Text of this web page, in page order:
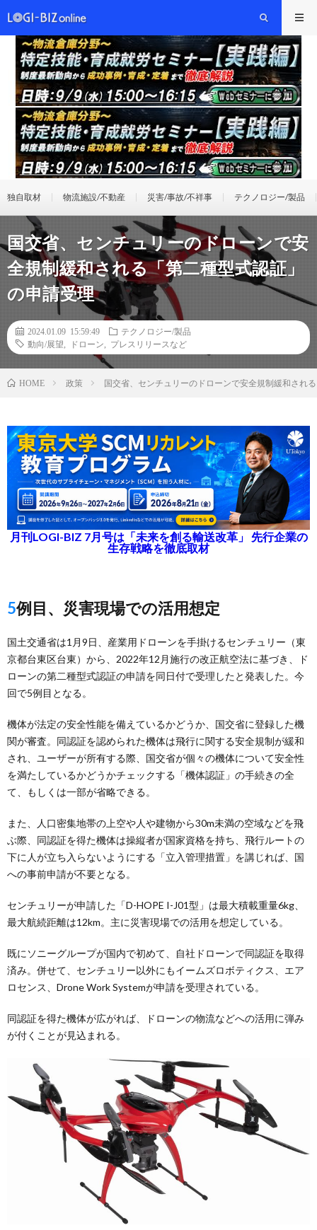
独自取材 物流施設/不動産 災害/事故/不祥事 テクノロジー/製品
国交省、センチュリーのドローンで安
全規制緩和される「第二種型式認証」
の申請受理
2024.01.09 15:59:49
テクノロジー/製品
動向/展望
ドローン プレスリリースなど
HOME 政策 国交省、センチュリーのドローンで安全規制緩和され
月刊LOGI-BIZ 7月号は「未来を創る輸送改革」 先行企業の
生存戦略を徹底取材
5例目、災害現場での活用想定
国土交通省は1月9日、産業用ドローンを手掛けるセンチュリー（東
京都台東区台東）から、2022年12月施行の改正航空法に基づき、ド
ローンの第二種型式認証の申請を同日付で受理したと発表した。今
回で5例目となる。
機体が法定の安全性能を備えているかどうか、国交省に登録した機
関が審査。同認証を認められた機体は飛行に関する安全規制が緩和
され、ユーザーが所有する際、国交省が個々の機体について安全性
を満たしているかどうかチェックする「機体認証」の手続きの全
て、もしくは一部が省略できる。
また、人口密集地帯の上空や人や建物から30m未満の空域などを飛
ぶ際、同認証を得た機体は操縦者が国家資格を持ち、飛行ルートの
下に人が立ち入らないようにする「立入管理措置」を講じれば、国
への事前申請が不要となる。
センチュリーが申請した「D-HOPE I-J01型」は最大積載重量6kg、
最大航続距離は12km。主に災害現場での活用を想定している。
既にソニーグループが国内で初めて、自社ドローンで同認証を取得
済み。併せて、センチュリー以外にもイームズロボティクス、エア
ロセンス、Drone Work Systemが申請を受理されている。
同認証を得た機体が広がれば、ドローンの物流などへの活用に弾み
が付くことが見込まれる。